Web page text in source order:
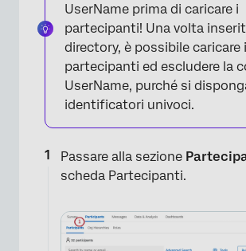
UserName prima di caricare i
partecipanti! Una volta
directory, è possibile caricare i
partecipanti ed escludere la
UserName, purché si
identificatori univoci.
Passare alla sezione
scheda Partecipanti.